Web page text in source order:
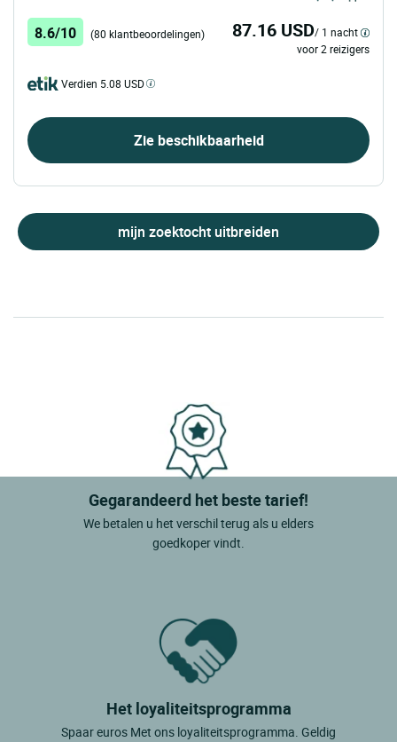
8.6/10 (80 klantbeoordelingen) 87.16 USD/ 1 nacht
voor 2 reizigers
Verdien 5.08 USD
Zie beschikbaarheid
mijn zoektocht uitbreiden
Gegarandeerd het beste tarief!
We betalen u het verschil terug als u elders
goedkoper vindt.
Het loyaliteitsprogramma
Spaar euros Met ons loyaliteitsprogramma. Geldig